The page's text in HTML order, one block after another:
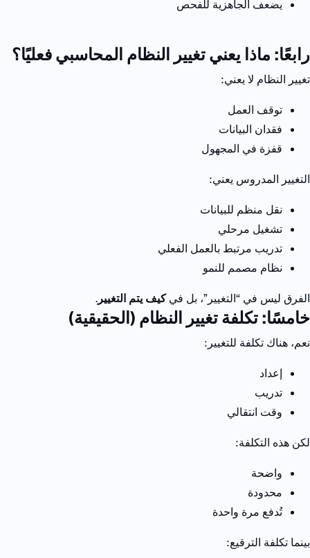
يضعف الجاهزية للفحص
رابعًا: ماذا يعني تغيير النظام المحاسبي فعليًا؟
تغيير النظام لا يعني:
توقف العمل
فقدان البيانات
قفزة في المجهول
التغيير المدروس يعني:
نقل منظم للبيانات
تشغيل مرحلي
تدريب مرتبط بالعمل الفعلي
نظام مصمم للنمو
الفرق ليس في “التغيير”، بل فيكيف يتم التغيير.
خامسًا: تكلفة تغيير النظام (الحقيقية)
نعم، هناك تكلفة للتغيير :
إعداد
تدريب
وقت انتقالي
لكن هذه التكلفة:
واضحة
محدودة
تُدفع مرة واحدة
بينما تكلفة الترقيع: